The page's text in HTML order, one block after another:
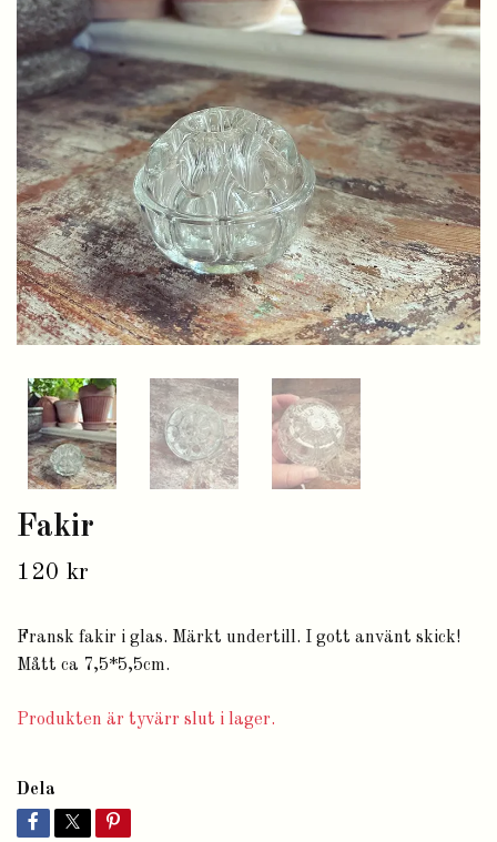
Fakir
120 kr
Fransk fakir i glas. Märkt undertill. I gott använt skick!
Mått ca 7,5*5,5cm.
Produkten är tyvärr slut i lager.
Dela